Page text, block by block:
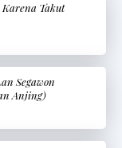
Takut
Segawon
Anjing)